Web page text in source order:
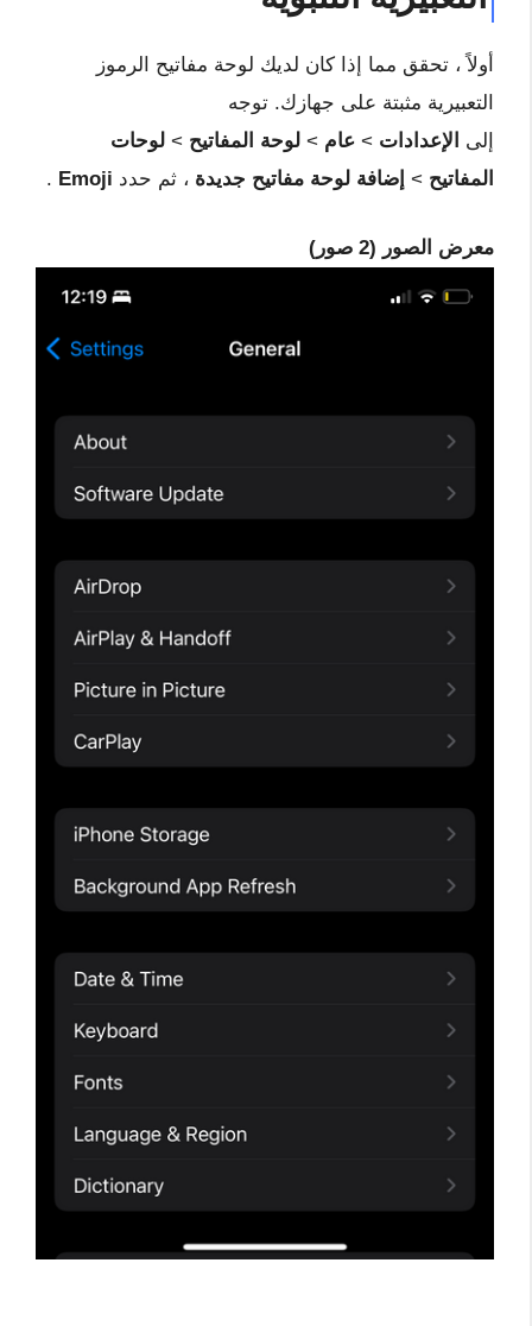
أولاً ، تحقق مما إذا كان لديك لوحة مفاتيح الرموز
التعبيرية مثبتة على جهازك. توجه
إلى
الإعدادات > عام > لوحة المفاتيح > لوحات
المفاتيح > إضافة لوحة مفاتيح جديدة ، ثم حدد Emoji
.
معرض الصور (2 صور)